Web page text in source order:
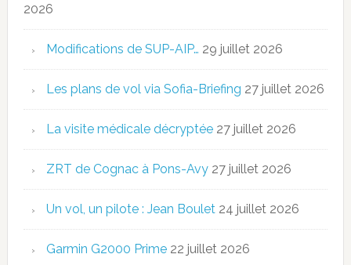
2026
Modifications de SUP-AIP… 29 juillet 2026
Les plans de vol via Sofia-Briefing 27 juillet 2026
La visite médicale décryptée 27 juillet 2026
ZRT de Cognac à Pons-Avy 27 juillet 2026
Un vol, un pilote : Jean Boulet 24 juillet 2026
Garmin G2000 Prime 22 juillet 2026